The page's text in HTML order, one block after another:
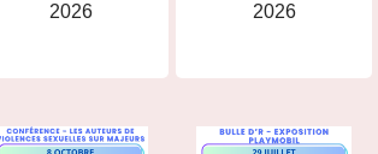
2026
2026